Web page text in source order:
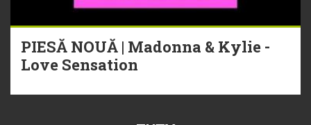
PIESĂ NOUĂ | Madonna & Kylie -
Love Sensation